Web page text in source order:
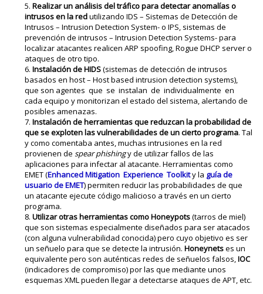
Realizar un análisis del tráfico para detectar anomalías o
intrusos en la redutilizando IDS – Sistemas de Detección de
Intrusos – Intrusion Detection System- o IPS, sistemas de
prevención de intrusos – Intrusion Detection Systems- para
localizar atacantes realicen ARP spoofing, Rogue DHCP server o
ataques de otro tipo.
Instalación de HIDS(sistemas de detección de intrusos
basados en host – Host based intrusion detection systems),
que son agentes que se instalan de individualmente en
cada equipo y monitorizan el estado del sistema, alertando de
posibles amenazas.
Instalación de herramientas que reduzcan la probabilidad de
que se exploten las vulnerabilidades de un cierto programa. Tal
y como comentaba antes, muchas intrusiones en la red
provienen despear phishingy de utilizar fallos de las
aplicaciones para infectar al atacante. Herramientas como
EMET (Enhanced Mitigation Experience Toolkity la guía de
usuario de EMET) permiten reducir las probabilidades de que
un atacante ejecute código malicioso a través en un cierto
programa.
Utilizar otras herramientas como Honeypots(tarros de miel)
que son sistemas especialmente diseñados para ser atacados
(con alguna vulnerabilidad conocida) pero cuyo objetivo es ser
un señuelo para que se detecte la intrusión.Honeynetses un
equivalente pero son auténticas redes de señuelos falsos,IOC
(indicadores de compromiso) por las que mediante unos
esquemas XML pueden llegar a detectarse ataques de APT, etc.